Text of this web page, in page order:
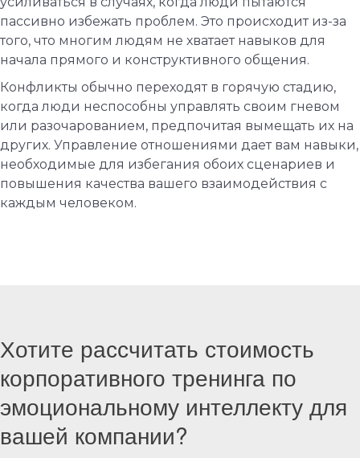
пассивно избежать проблем. Это происходит из-за
того, что многим людям не хватает навыков для
начала прямого и конструктивного общения.
Конфликты обычно переходят в горячую стадию,
когда люди неспособны управлять своим гневом
или разочарованием, предпочитая вымещать их на
других. Управление отношениями дает вам навыки,
необходимые для избегания обоих сценариев и
повышения качества вашего взаимодействия с
каждым человеком.
Хотите рассчитать стоимость
корпоративного тренинга по
эмоциональному интеллекту для
вашей компании?